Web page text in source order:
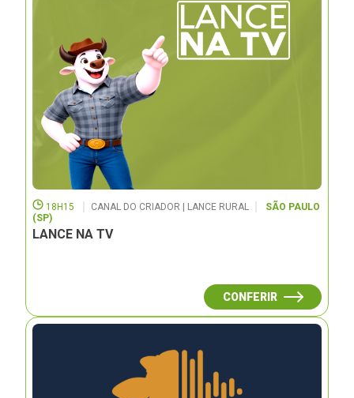
18H15 CANAL DO CRIADOR | LANCE RURAL
SÃO PAULO
(SP)
LANCE NA TV
CONFERIR